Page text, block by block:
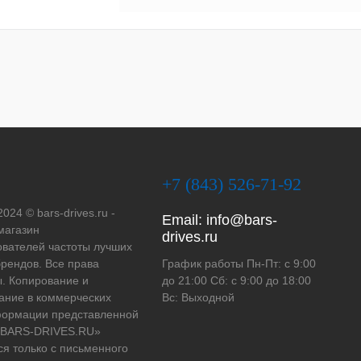
© bars-drives.ru -
частоты лучших
Все права
Копирование и
в коммерческих
представленной
DRIVES.RU»
только с письменного
+7 (843) 526-71-92
Email: info@bars-
drives.ru
График работы Пн-Пт: с 9:00
до 21:00 Сб: с 9:00 до 18:00
Вс: Выходной